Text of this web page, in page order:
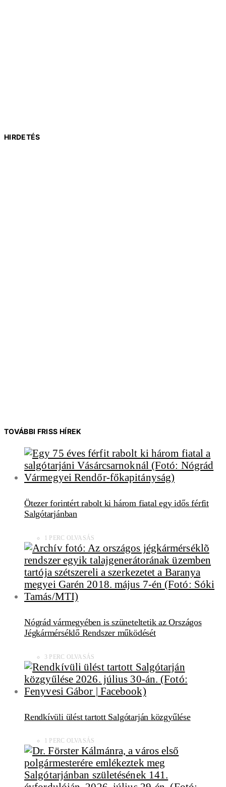
HIRDETÉS
TOVÁBBI FRISS HÍREK
Ötezer forintért rabolt ki három fiatal egy idős férfit
Salgótarjánban
1 PERC OLVASÁS
Nógrád vármegyében is szüneteltetik az Országos
Jégkármérséklő Rendszer működését
3 PERC OLVASÁS
Rendkívüli ülést tartott Salgótarján közgyűlése
1 PERC OLVASÁS